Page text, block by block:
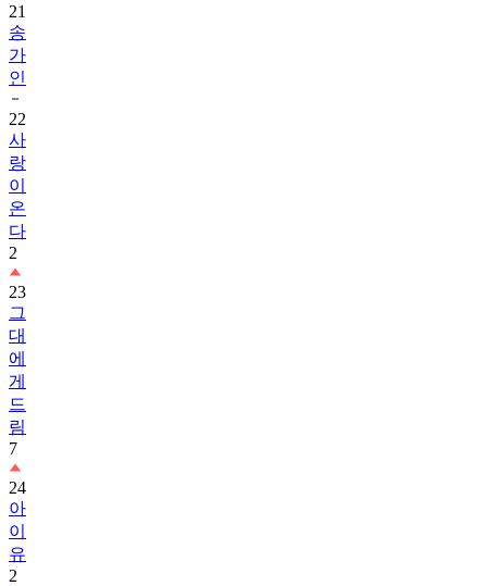
21
송
가
인
22
사
랑
이
온
다
2
23
그
대
에
게
드
림
7
24
아
이
유
2